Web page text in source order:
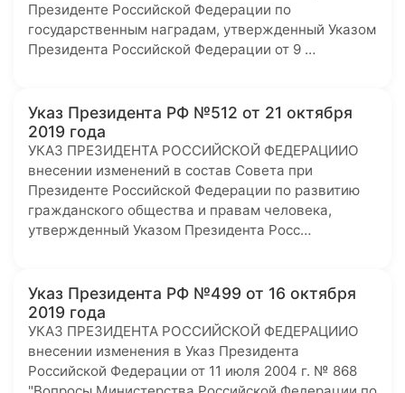
Президенте Российской Федерации по
государственным наградам, утвержденный Указом
Президента Российской Федерации от 9 …
Указ Президента РФ №512 от 21 октября
2019 года
УКАЗ ПРЕЗИДЕНТА РОССИЙСКОЙ ФЕДЕРАЦИИО
внесении изменений в состав Совета при
Президенте Российской Федерации по развитию
гражданского общества и правам человека,
утвержденный Указом Президента Росс…
Указ Президента РФ №499 от 16 октября
2019 года
УКАЗ ПРЕЗИДЕНТА РОССИЙСКОЙ ФЕДЕРАЦИИО
внесении изменения в Указ Президента
Российской Федерации от 11 июля 2004 г. № 868